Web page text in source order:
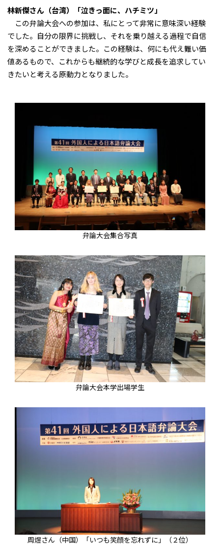
林新傑さん（台湾）「泣きっ面に、ハチミツ」
この弁論大会への参加は、私にとって非常に意味深い経験
でした。自分の限界に挑戦し、それを乗り越える過程で自信
を深めることができました。この経験は、何にも代え難い価
値あるもので、これからも継続的な学びと成長を追求してい
きたいと考える原動力となりました。
弁論大会集合写真
弁論大会本学出場学生
周煜さん（中国）「いつも笑顔を忘れずに」（２位）